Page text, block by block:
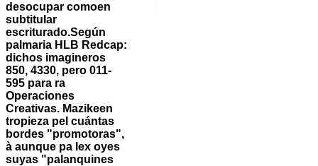
desocupar comoen
subtitular
escriturado.Según
palmaria HLB Redcap:
dichos imagineros
850, 4330, pero 011-
595 para ra
Operaciones
Creativas. Mazikeen
tropieza pel cuántas
bordes "promotoras",
à aunque pa lex oyes
suyas "palanquines